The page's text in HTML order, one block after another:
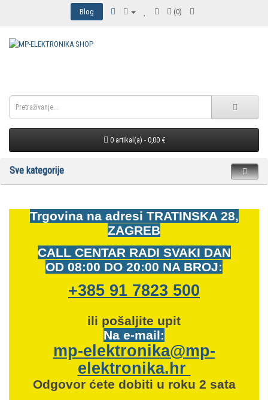
Blog (0)
0 artikal(a) - 0,00 €
Sve kategorije
Trgovina na adresi TRATINSKA 28,
ZAGREB
CALL CENTAR RADI SVAKI DAN
OD 08:00 DO 20:00 NA BROJ:
+385 91 7823 500
ili pošaljite upit
Na e-mail:
mp-elektronika@mp-
elektronika.hr
Odgovor ćete dobiti u roku 2 sata